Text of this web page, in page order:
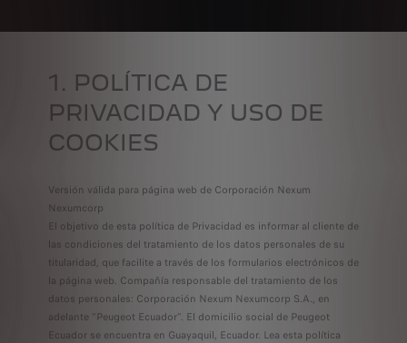
1. POLÍTICA DE
PRIVACIDAD Y USO DE
COOKIES
Versión válida para página web de Corporación Nexum
Nexumcorp
El objetivo de esta política de Privacidad es informar al cliente de
las condiciones del tratamiento de los datos personales de su
titularidad, que facilite a través de los formularios electrónicos de
la página web. Compañía responsable del tratamiento de los
datos personales: Corporación Nexum Nexumcorp S.A., en
adelante “Peugeot Ecuador”. El domicilio social de Peugeot
Ecuador se encuentra en Guayaquil, Ecuador. Lea esta política